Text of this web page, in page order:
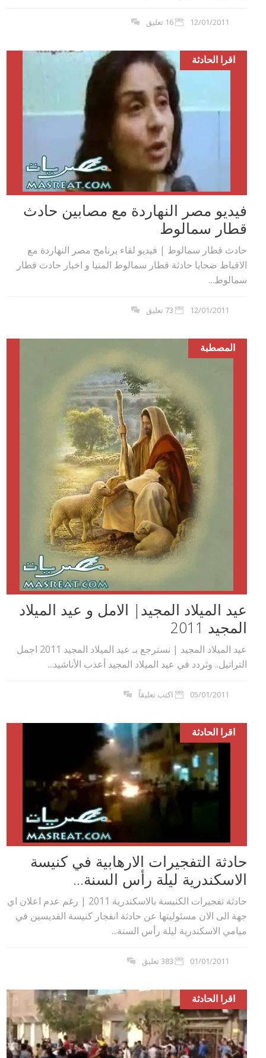
12/01/2011 16 تعليق
اقرا الحادثة
فيديو مصر النهاردة مع مصابين حادث
قطار سمالوط
حادث قطار سمالوط | فيديو لقاء برنامج مصر النهاردة مع
الاقباط ضحايا حادثة قطار سمالوط المنيا و اخبار حادث قطار
سمالوط...
12/01/2011 73 تعليق
المصطبة
عيد الميلاد المجيد| الامل و عيد الميلاد
المجيد 2011
عيد الميلاد المجيد | نسترجع بـ عيد الميلاد المجيد 2011 اجمل
التراتيل.. وثردد في عيد الميلاد المجيد أعذب الأناشيد...
05/01/2011 اكتب تعليقاً
اقرا الحادثة
حادثة التفجيرات الارهابية في كنيسة
الاسكندرية ليلة رأس السنة...
حادثة تفجيرات الكنيسة بالاسكندرية 2011 | رغم عدم اعلان اي
جهة الى الان مسئوليتها عن حادثة انفجار كنيسة القديسين في
ميامي الاسكندرية ليلة رأس السنة...
01/01/2011 383 تعليق
اقرا الحادثة